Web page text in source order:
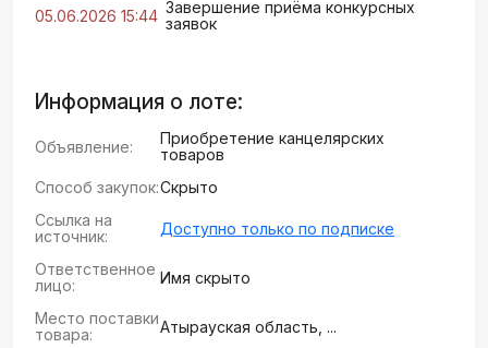
05.06.2026 15:44 Завершение приёма конкурсных
заявок
Информация о лоте:
Объявление:
Приобретение канцелярских
товаров
Способ закупок:Скрыто
Ссылка на
источник:
Доступно только по подписке
Ответственное
лицо:
Имя скрыто
Место поставки
товара:
Атырауская область, ...